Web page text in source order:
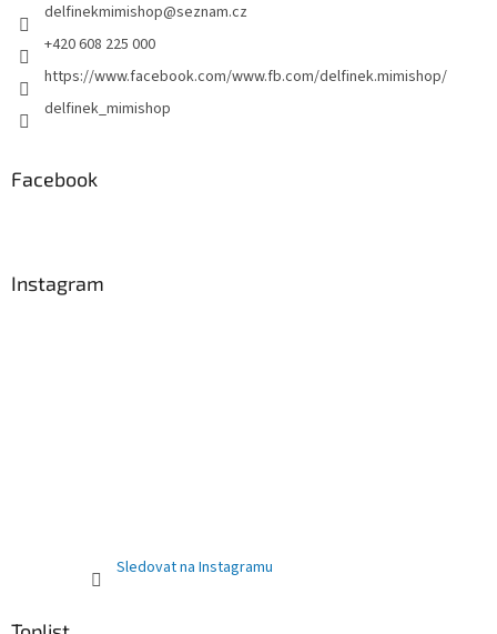
delfinekmimishop@seznam.cz
+420 608 225 000
https://www.facebook.com/www.fb.com/delfinek.mimishop/
delfinek_mimishop
Facebook
Instagram
Sledovat na Instagramu